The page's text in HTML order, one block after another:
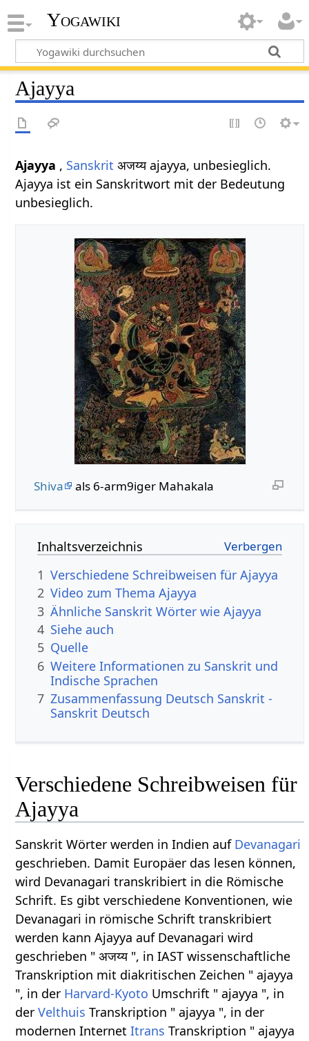
Yogawiki
Ajayya
Ajayya , Sanskrit अजय्य ajayya, unbesieglich.
Ajayya ist ein Sanskritwort mit der Bedeutung
unbesieglich.
Shiva als 6-arm9iger Mahakala
Inhaltsverzeichnis
1 Verschiedene Schreibweisen für Ajayya
2 Video zum Thema Ajayya
3 Ähnliche Sanskrit Wörter wie Ajayya
4 Siehe auch
5 Quelle
6 Weitere Informationen zu Sanskrit und
Indische Sprachen
7 Zusammenfassung Deutsch Sanskrit -
Sanskrit Deutsch
Verschiedene Schreibweisen für
Ajayya
Sanskrit Wörter werden in Indien auf Devanagari
geschrieben. Damit Europäer das lesen können,
wird Devanagari transkribiert in die Römische
Schrift. Es gibt verschiedene Konventionen, wie
Devanagari in römische Schrift transkribiert
werden kann Ajayya auf Devanagari wird
geschrieben " अजय्य ", in IAST wissenschaftliche
Transkription mit diakritischen Zeichen " ajayya
", in der Harvard-Kyoto Umschrift " ajayya ", in
derVelthuis Transkription " ajayya ", in der
modernen InternetItrans Transkription " ajayya